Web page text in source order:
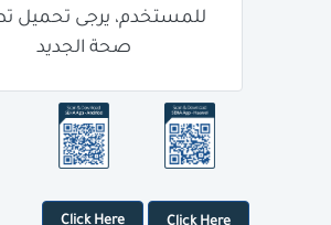
للمستخدم، يرجى تحميل
صحة الجديد